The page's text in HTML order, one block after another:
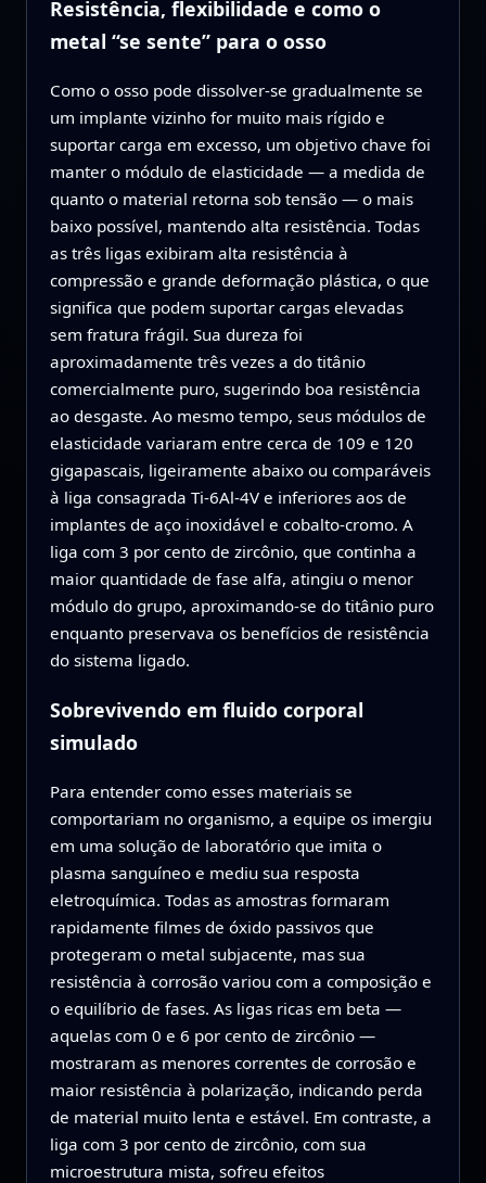
Resistência, flexibilidade e como o
metal “se sente” para o osso
Como o osso pode dissolver‑se gradualmente se
um implante vizinho for muito mais rígido e
suportar carga em excesso, um objetivo chave foi
manter o módulo de elasticidade — a medida de
quanto o material retorna sob tensão — o mais
baixo possível, mantendo alta resistência. Todas
as três ligas exibiram alta resistência à
compressão e grande deformação plástica, o que
significa que podem suportar cargas elevadas
sem fratura frágil. Sua dureza foi
aproximadamente três vezes a do titânio
comercialmente puro, sugerindo boa resistência
ao desgaste. Ao mesmo tempo, seus módulos de
elasticidade variaram entre cerca de 109 e 120
gigapascais, ligeiramente abaixo ou comparáveis
à liga consagrada Ti‑6Al‑4V e inferiores aos de
implantes de aço inoxidável e cobalto‑cromo. A
liga com 3 por cento de zircônio, que continha a
maior quantidade de fase alfa, atingiu o menor
módulo do grupo, aproximando‑se do titânio puro
enquanto preservava os benefícios de resistência
do sistema ligado.
Sobrevivendo em fluido corporal
simulado
Para entender como esses materiais se
comportariam no organismo, a equipe os imergiu
em uma solução de laboratório que imita o
plasma sanguíneo e mediu sua resposta
eletroquímica. Todas as amostras formaram
rapidamente filmes de óxido passivos que
protegeram o metal subjacente, mas sua
resistência à corrosão variou com a composição e
o equilíbrio de fases. As ligas ricas em beta —
aquelas com 0 e 6 por cento de zircônio —
mostraram as menores correntes de corrosão e
maior resistência à polarização, indicando perda
de material muito lenta e estável. Em contraste, a
liga com 3 por cento de zircônio, com sua
microestrutura mista, sofreu efeitos